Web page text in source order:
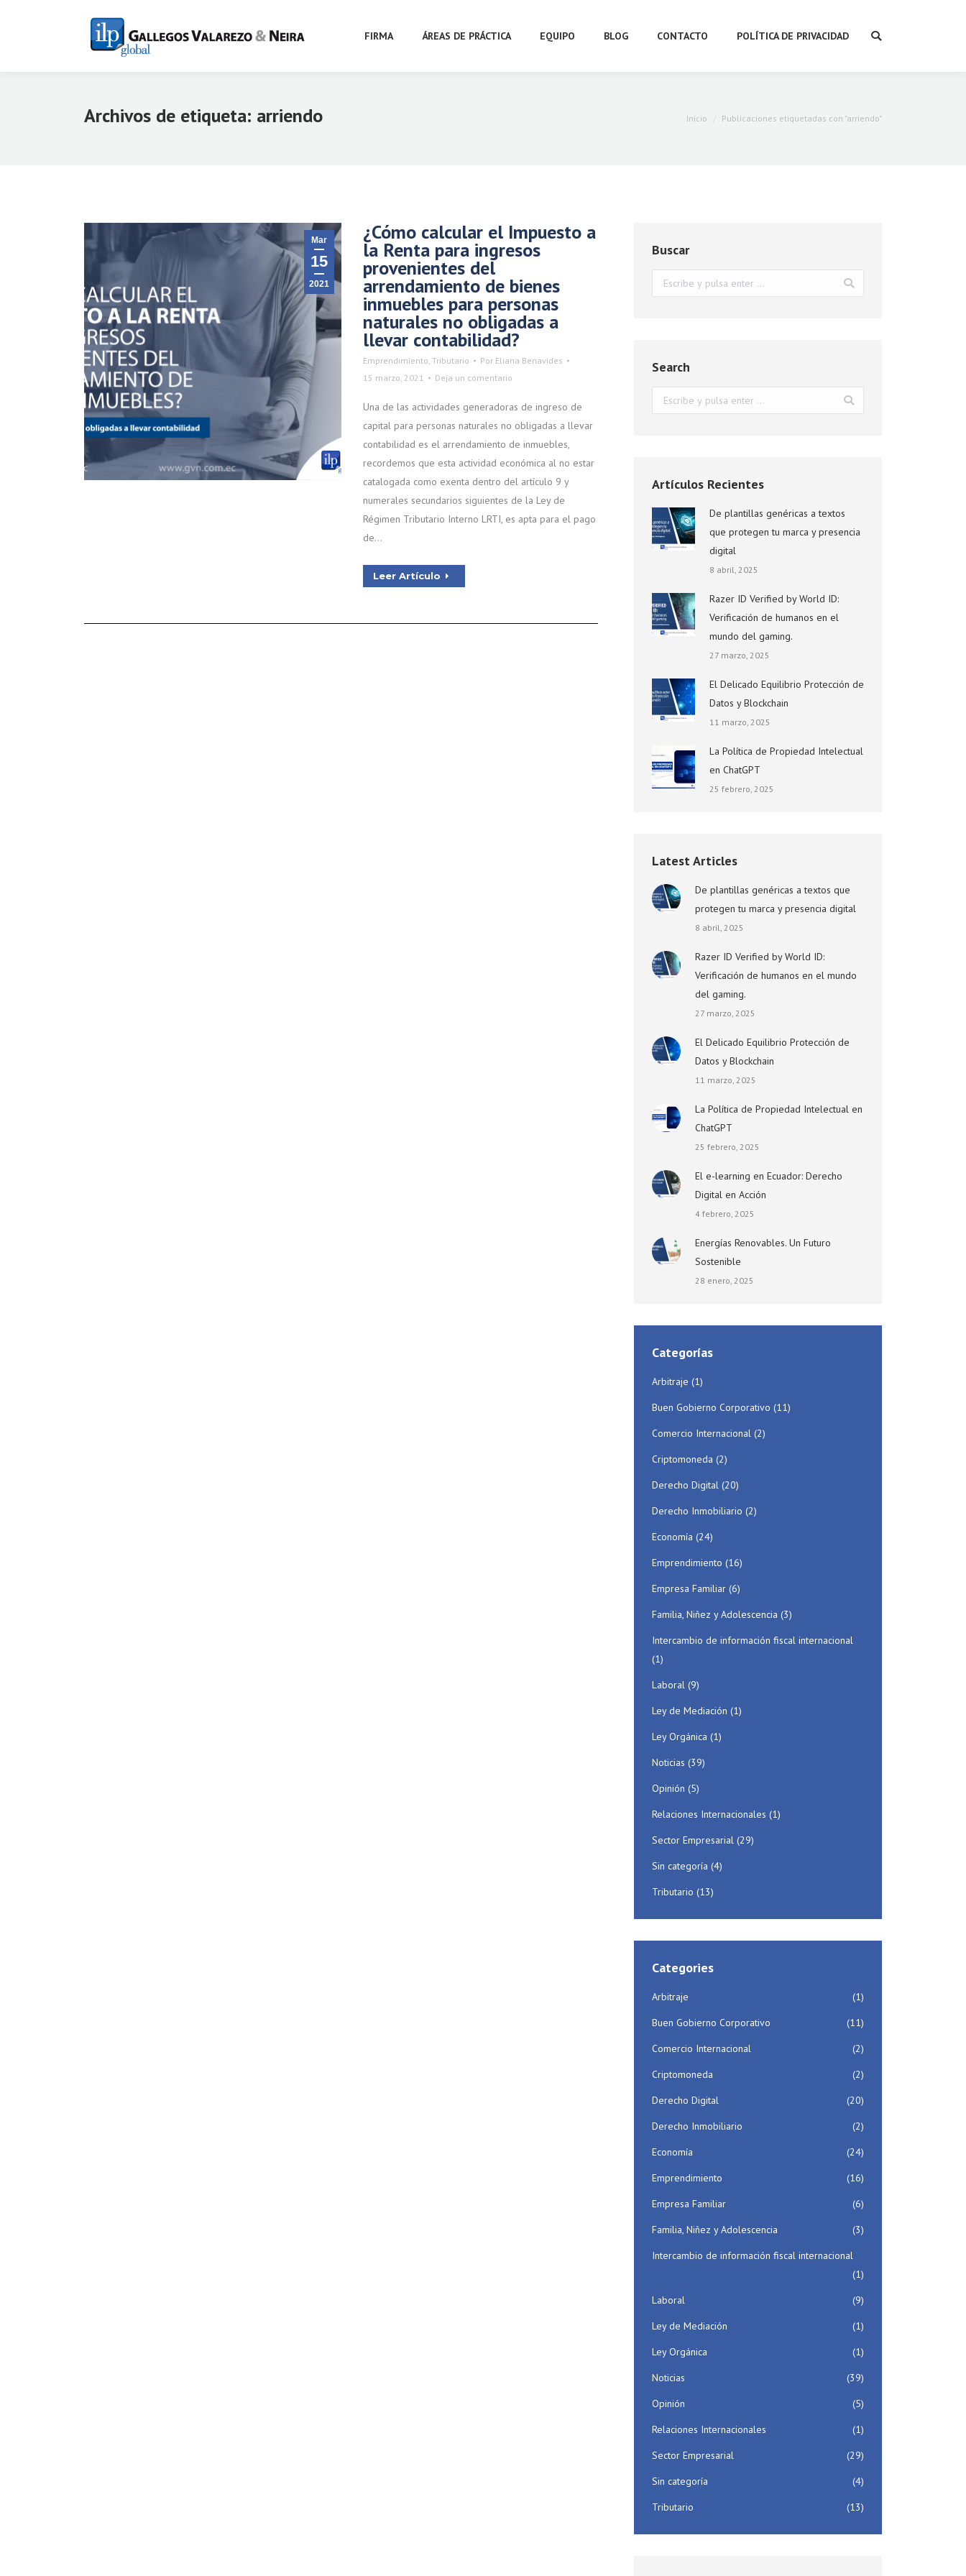
FIRMA ÁREAS DE PRÁCTICA EQUIPO BLOG CONTACTO POLÍTICA DE PRIVACIDAD Buscar:
Archivos de etiqueta: arriendo Estás aquí:
Inicio Publicaciones etiquetadas con "arriendo"
Mar
15
2021
¿Cómo calcular el Impuesto a
la Renta para ingresos
provenientes del
arrendamiento de bienes
inmuebles para personas
naturales no obligadas a
llevar contabilidad?
Emprendimiento, Tributario Por Eliana Benavides
15 marzo, 2021
Deja un comentario
Una de las actividades generadoras de ingreso de
capital para personas naturales no obligadas a llevar
contabilidad es el arrendamiento de inmuebles,
recordemos que esta actividad económica al no estar
catalogada como exenta dentro del artículo 9 y
numerales secundarios siguientes de la Ley de
Régimen Tributario Interno LRTI, es apta para el pago
de…
Leer Artículo
Buscar
Buscar:
Search
Buscar:
Artículos Recientes
De plantillas genéricas a textos
que protegen tu marca y presencia
digital
8 abril, 2025
Razer ID Verified by World ID:
Verificación de humanos en el
mundo del gaming.
27 marzo, 2025
El Delicado Equilibrio Protección de
Datos y Blockchain
11 marzo, 2025
La Política de Propiedad Intelectual
en ChatGPT
25 febrero, 2025
Latest Articles
De plantillas genéricas a textos que
protegen tu marca y presencia digital
8 abril, 2025
Razer ID Verified by World ID:
Verificación de humanos en el mundo
del gaming.
27 marzo, 2025
El Delicado Equilibrio Protección de
Datos y Blockchain
11 marzo, 2025
La Política de Propiedad Intelectual en
ChatGPT
25 febrero, 2025
El e-learning en Ecuador: Derecho
Digital en Acción
4 febrero, 2025
Energías Renovables. Un Futuro
Sostenible
28 enero, 2025
Categorías
Arbitraje (1)
Buen Gobierno Corporativo (11)
Comercio Internacional (2)
Criptomoneda (2)
Derecho Digital (20)
Derecho Inmobiliario (2)
Economía (24)
Emprendimiento (16)
Empresa Familiar (6)
Familia, Niñez y Adolescencia (3)
Intercambio de información fiscal internacional
(1)
Laboral (9)
Ley de Mediación (1)
Ley Orgánica (1)
Noticias (39)
Opinión (5)
Relaciones Internacionales (1)
Sector Empresarial (29)
Sin categoría (4)
Tributario (13)
Categories
Arbitraje
(1)
Buen Gobierno Corporativo
(11)
Comercio Internacional
(2)
Criptomoneda
(2)
Derecho Digital
(20)
Derecho Inmobiliario
(2)
Economía
(24)
Emprendimiento
(16)
Empresa Familiar
(6)
Familia, Niñez y Adolescencia
(3)
Intercambio de información fiscal internacional
(1)
Laboral
(9)
Ley de Mediación
(1)
Ley Orgánica
(1)
Noticias
(39)
Opinión
(5)
Relaciones Internacionales
(1)
Sector Empresarial
(29)
Sin categoría
(4)
Tributario
(13)